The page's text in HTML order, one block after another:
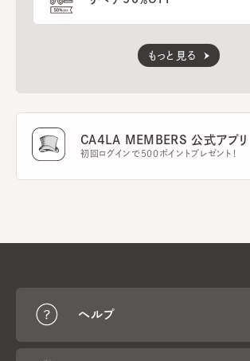
もっと見る
CA4LA MEMBERS 公式アプリ
初回ログインで500ポイントプレゼント！
ヘルプ